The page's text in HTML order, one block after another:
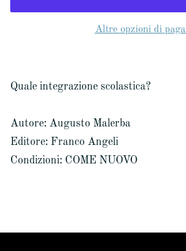
Altre opzioni di
Quale integrazione scolastica?
Autore: Augusto Malerba
Editore: Franco Angeli
Condizioni: COME NUOVO